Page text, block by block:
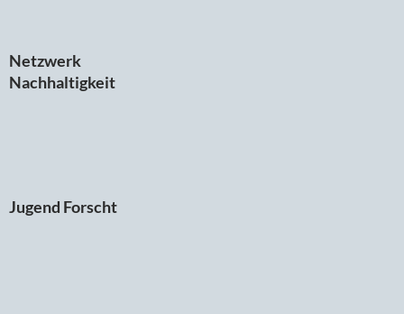
Netzwerk
Nachhaltigkeit
Jugend Forscht